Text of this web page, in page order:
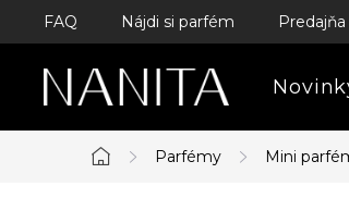
Prejsť
obsah
FAQ Nájdi si parfém Predajňa
Domov
Parfémy Mini